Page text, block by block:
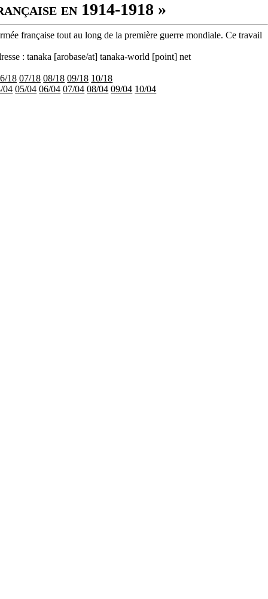
en 1914-1918 »
française tout au long de la première guerre mondiale. Ce travail
: tanaka [arobase/at] tanaka-world [point] net
18 07/18 08/18 09/18 10/18
04 05/04 06/04 07/04 08/04 09/04 10/04